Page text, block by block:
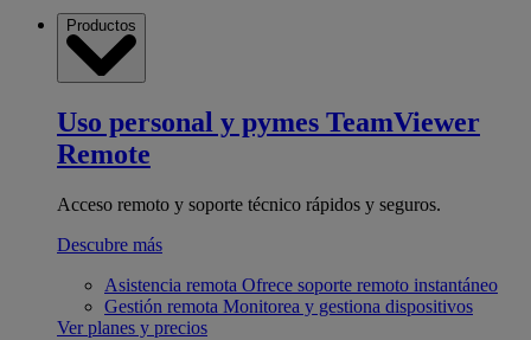
Productos
Uso personal y pymes TeamViewer
Remote
Acceso remoto y soporte técnico rápidos y seguros.
Descubre más
Asistencia remota Ofrece soporte remoto instantáneo
Gestión remota Monitorea y gestiona dispositivos
Ver planes y precios